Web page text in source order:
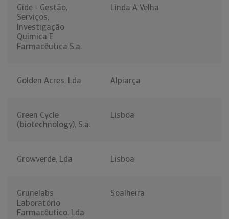
Gide - Gestão,
Serviços,
Investigação
Quimica E
Farmacêutica S.a.
Linda A Velha
Golden Acres, Lda Alpiarça
Green Cycle
(biotechnology), S.a.
Lisboa
Growverde, Lda Lisboa
Grunelabs
Laboratório
Farmacêutico, Lda
Soalheira